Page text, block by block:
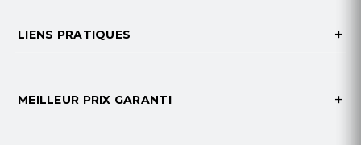
1 × Câble de chargement USB-C
1 × Manuel d'utilisation
LIENS PRATIQUES
MEILLEUR PRIX GARANTI